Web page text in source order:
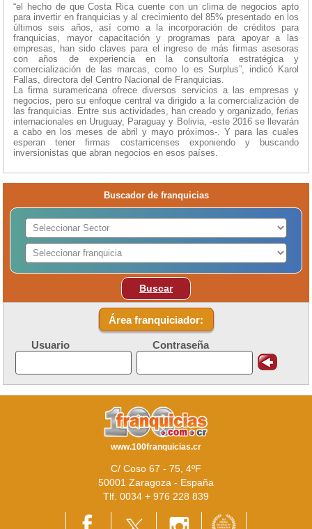
“el hecho de que Costa Rica cuente con un clima de negocios apto
para invertir en franquicias y al crecimiento del 85% presentado en los
últimos seis años, así como a la incorporación de créditos para
franquicias, mayor capacitación y programas para apoyar a las
empresas, han sido claves para el ingreso de más firmas asesoras
con años de experiencia en la consultoría estratégica y
comercialización de las marcas, como lo es Surplus”, indicó Karol
Fallas, directora del Centro Nacional de Franquicias.
La firma suramericana ofrece diversos servicios a las empresas y
negocios, pero su enfoque central va dirigido a la comercialización de
las franquicias. Entre sus actividades, han creado y organizado, ferias
internacionales en Uruguay, Paraguay y Bolivia, -este 2016 se llevarán
a cabo en los meses de abril y mayo próximos-. Y para las cuales
esperan tener firmas costarricenses exponiendo y buscando
inversionistas que abran negocios en esos países.
Buscador de franquicias
Buscar
Área franquiciador:
Usuario Contraseña
www.100franquicias.cr
C/ Coso 67 - 75, 4ºF
50001 Zaragoza - España
Tlf. 0034 + 976 228 839